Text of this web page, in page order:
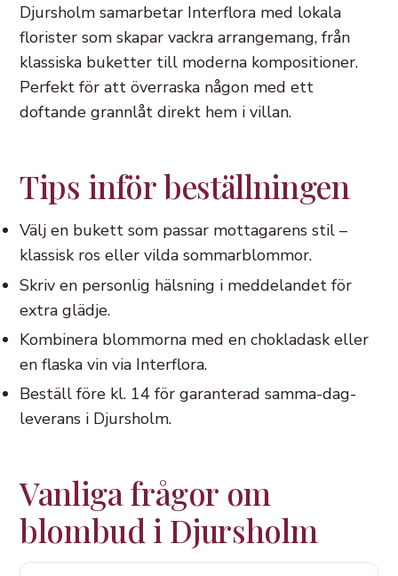
Djursholm samarbetar Interflora med lokala
florister som skapar vackra arrangemang, från
klassiska buketter till moderna kompositioner.
Perfekt för att överraska någon med ett
doftande grannlåt direkt hem i villan.
Tips inför beställningen
Välj en bukett som passar mottagarens stil –
klassisk ros eller vilda sommarblommor.
Skriv en personlig hälsning i meddelandet för
extra glädje.
Kombinera blommorna med en chokladask eller
en flaska vin via Interflora.
Beställ före kl. 14 för garanterad samma-dag-
leverans i Djursholm.
Vanliga frågor om
blombud i Djursholm